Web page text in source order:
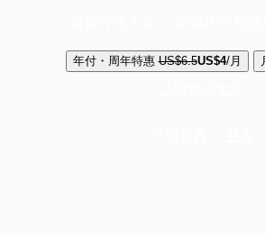
年付・周年特惠 US$6.5US$4/月